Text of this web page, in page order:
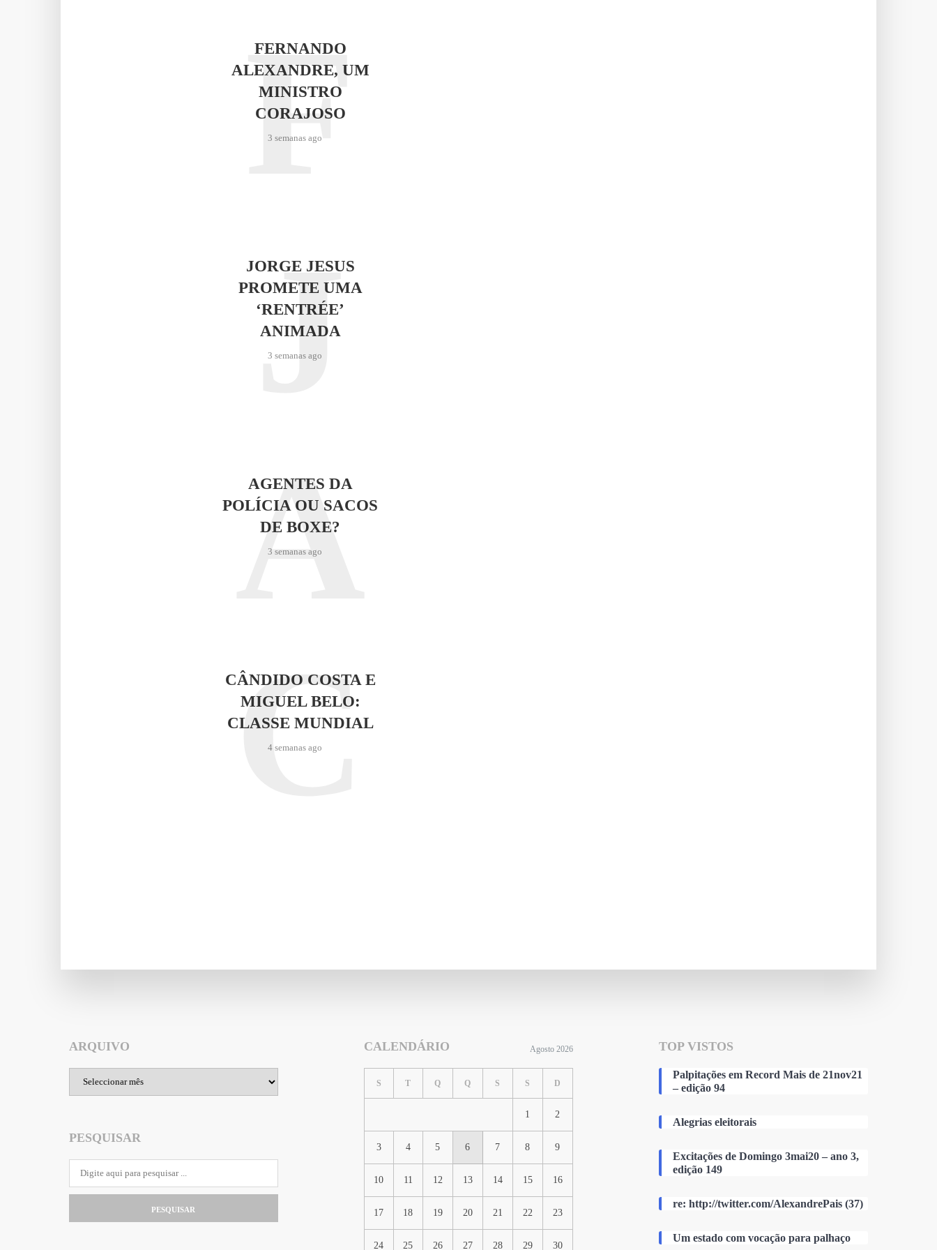
FERNANDO
ALEXANDRE, UM
MINISTRO
CORAJOSO
3 semanas ago
F
JORGE JESUS
PROMETE UMA
‘RENTRÉE’
ANIMADA
3 semanas ago
J
AGENTES DA
POLÍCIA OU SACOS
DE BOXE?
3 semanas ago
A
CÂNDIDO COSTA E
MIGUEL BELO:
CLASSE MUNDIAL
4 semanas ago
C
ARQUIVO
Arquivo
PESQUISAR
PESQUISAR
CALENDÁRIO Agosto 2026
S T Q Q S S D
1 2
3 4 5 6 7 8 9
10 11 12 13 14 15 16
17 18 19 20 21 22 23
24 25 26 27 28 29 30
TOP VISTOS
Palpitações em Record Mais de 21nov21
– edição 94
Alegrias eleitorais
Excitações de Domingo 3mai20 – ano 3,
edição 149
re: http://twitter.com/AlexandrePais (37)
Um estado com vocação para palhaço